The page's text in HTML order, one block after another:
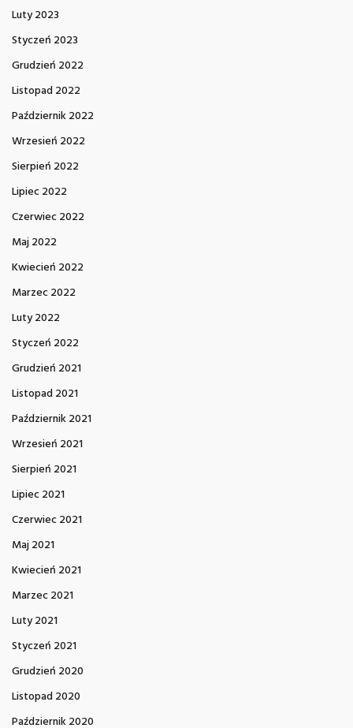
Luty 2023
Styczeń 2023
Grudzień 2022
Listopad 2022
Październik 2022
Wrzesień 2022
Sierpień 2022
Lipiec 2022
Czerwiec 2022
Maj 2022
Kwiecień 2022
Marzec 2022
Luty 2022
Styczeń 2022
Grudzień 2021
Listopad 2021
Październik 2021
Wrzesień 2021
Sierpień 2021
Lipiec 2021
Czerwiec 2021
Maj 2021
Kwiecień 2021
Marzec 2021
Luty 2021
Styczeń 2021
Grudzień 2020
Listopad 2020
Październik 2020